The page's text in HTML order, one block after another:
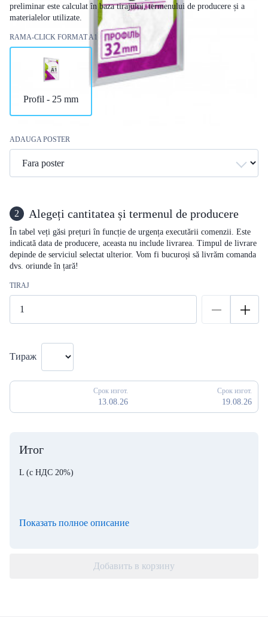
preliminar este calculat în baza tirajului, termenului de producere și a
materialelor utilizate.
RAMA-CLICK FORMAT A1
Profil - 25 mm
ADAUGA POSTER
2 Alegeți cantitatea și termenul de producere
În tabel veți găsi prețuri în funcție de urgența executării comenzii. Este
indicată data de producere, aceasta nu include livrarea. Timpul de livrare
depinde de serviciul selectat ulterior. Vom fi bucuroși să livrăm comanda
dvs. oriunde în țară!
TIRAJ
Тираж
Срок изгот.
13.08.26
Срок изгот.
19.08.26
Итог
L (с НДС 20%)
Показать полное описание
Добавить в корзину